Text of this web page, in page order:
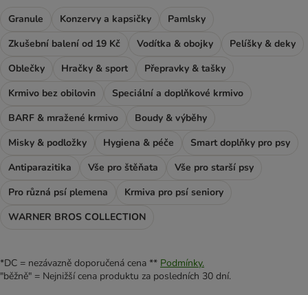
Granule Konzervy a kapsičky
Pamlsky
Zkušební balení od 19 Kč
Vodítka & obojky
Pelíšky & deky
Oblečky
Hračky & sport
Přepravky & tašky
Krmivo bez obilovin
Speciální a doplňkové krmivo
BARF & mražené krmivo
Boudy & výběhy
Misky & podložky
Hygiena & péče
Smart doplňky pro psy
Antiparazitika
Vše pro štěňata
Vše pro starší psy
Pro různá psí plemena
Krmiva pro psí seniory
WARNER BROS COLLECTION
*DC = nezávazně doporučená cena ** Podmínky.
"běžně" = Nejnižší cena produktu za posledních 30 dní.